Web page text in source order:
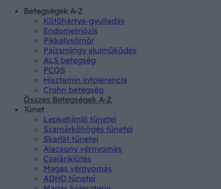
Betegségek A-Z
Kötőhártya-gyulladás
Endometriózis
Pikkelysömör
Pajzsmirigy alulműködés
ALS betegség
PCOS
Hisztamin intolerancia
Crohn betegség
Összes Betegségek A-Z
Tünet
Lepkehimlő tünetei
Szamárköhögés tünetei
Skarlát tünetei
Alacsony vérnyomás
Csalánkiütés
Magas vérnyomás
ADHD tünetei